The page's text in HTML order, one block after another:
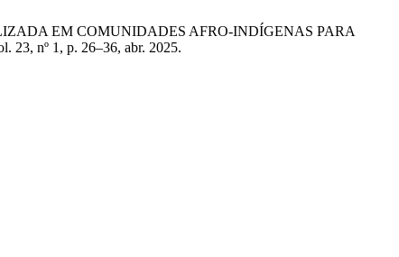
EM COMUNIDADES AFRO-INDÍGENAS PARA
23, nº 1, p. 26–36, abr. 2025.